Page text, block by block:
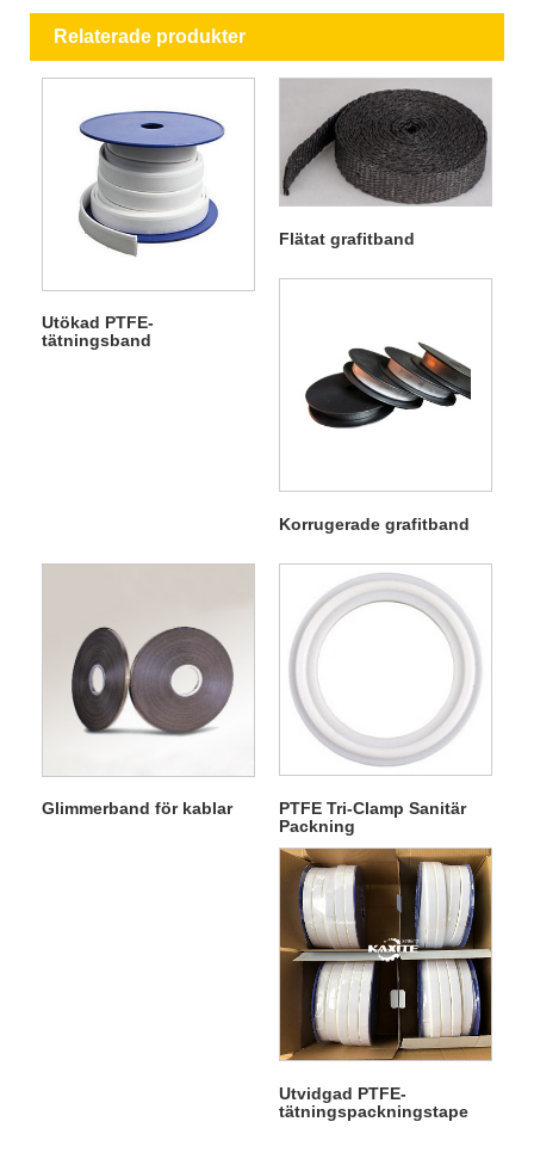
Relaterade produkter
Utökad PTFE-
tätningsband
Flätat grafitband
Korrugerade grafitband
Glimmerband för kablar
PTFE Tri-Clamp Sanitär
Packning
Utvidgad PTFE-
tätningspackningstape